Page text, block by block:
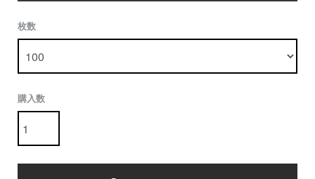
枚数
購入数